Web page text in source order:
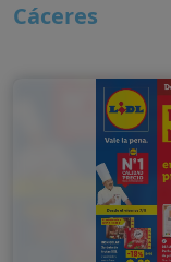
Cáceres